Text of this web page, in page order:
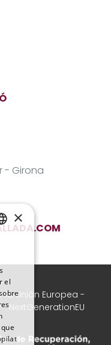
- Girona
la Unión Europea -
NextGenerationEU
×
el